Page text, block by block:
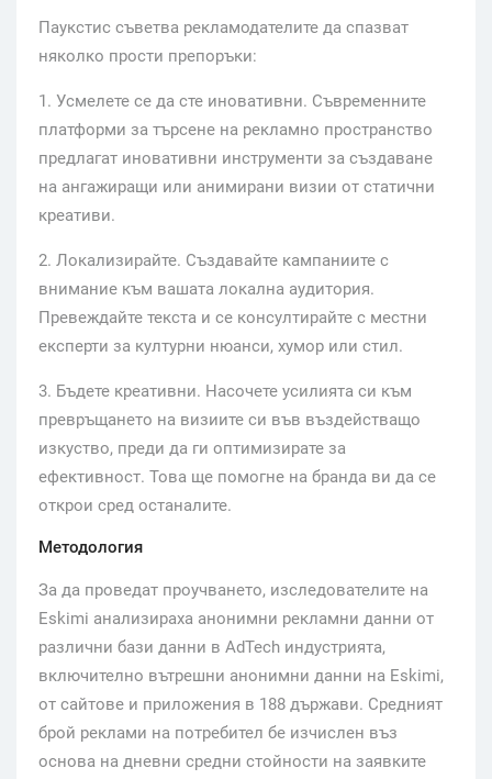
Паукстис съветва рекламодателите да спазват
няколко прости препоръки:
1. Усмелете се да сте иновативни. Съвременните
платформи за търсене на рекламно пространство
предлагат иновативни инструменти за създаване
на ангажиращи или анимирани визии от статични
креативи.
2. Локализирайте. Създавайте кампаниите с
внимание към вашата локална аудитория.
Превеждайте текста и се консултирайте с местни
експерти за културни нюанси, хумор или стил.
3. Бъдете креативни. Насочете усилията си към
превръщането на визиите си във въздействащо
изкуство, преди да ги оптимизирате за
ефективност. Това ще помогне на бранда ви да се
открои сред останалите.
Методология
За да проведат проучването, изследователите на
Eskimi анализираха анонимни рекламни данни от
различни бази данни в AdTech индустрията,
включително вътрешни анонимни данни на Eskimi,
от сайтове и приложения в 188 държави. Средният
брой реклами на потребител бе изчислен въз
основа на дневни средни стойности на заявките